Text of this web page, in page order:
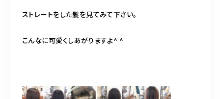
ストレートをした髪を見てみて下さい。
こんなに可愛くしあがりますよ^ ^